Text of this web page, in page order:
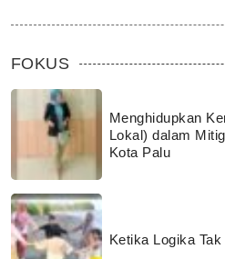
FOKUS
Menghidupkan
Lokal) dalam
Kota Palu
Ketika Logika